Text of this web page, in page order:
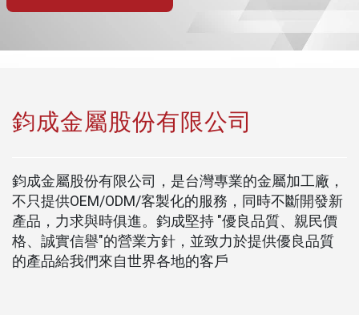
鈞成金屬股份有限公司
鈞成金屬股份有限公司，是台灣專業的金屬加工廠，
不只提供OEM/ODM/客製化的服務，同時不斷開發新
產品，力求與時俱進。鈞成堅持 "優良品質、親民價
格、誠實信譽"的營業方針，並致力於提供優良品質
的產品給我們來自世界各地的客戶